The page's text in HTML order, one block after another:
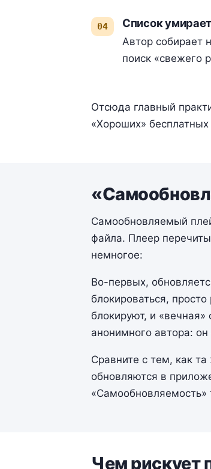
Список
Автор собирает
поиск «свежего
Отсюда главный
«Хороших»
Самообновляемый
файла. Плеер
немногое:
Во-первых,
блокироваться,
блокируют, и
анонимного автора:
Сравните с тем, как
обновляются в
Чем рискует